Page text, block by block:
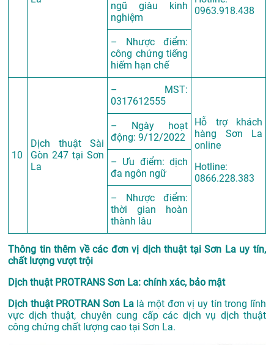
0963.918.438
ngũ giàu kinh
nghiệm
– Nhược điểm:
công chứng tiếng
hiếm hạn chế
10
Dịch thuật Sài
Gòn 247 tại Sơn
La
– MST:
0317612555
Hỗ trợ khách
hàng Sơn La
online
Hotline:
0866.228.383
– Ngày hoạt
động: 9/12/2022
– Ưu điểm: dịch
đa ngôn ngữ
– Nhược điểm:
thời gian hoàn
thành lâu
Thông tin thêm về các đơn vị dịch thuật tại Sơn La uy tín,
chất lượng vượt trội
Dịch thuật PROTRANS Sơn La: chính xác, bảo mật
Dịch thuật PROTRAN Sơn Lalà một đơn vị uy tín trong lĩnh
vực dịch thuật, chuyên cung cấp các dịch vụ dịch thuật
công chứng chất lượng cao tại Sơn La.